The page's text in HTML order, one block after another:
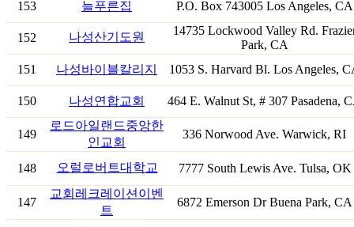
153 늘푸른집 P.O. Box 743005 Los Angeles, CA
152 나성산기도원
14735 Lockwood Valley Rd.
Park, CA
151
나성바이블칼리지 1053 S. Harvard Bl. Los Angeles,
150 나성연합교회 464 E. Walnut St, # 307 Pasadena,
149
로드아일랜드중앙한
인교회
336 Norwood Ave. Warwick, RI
148 오럴로버트대학교 7777 South Lewis Ave. Tulsa, OK
147
교회레크레이션이벤
트
6872 Emerson Dr Buena Park, CA